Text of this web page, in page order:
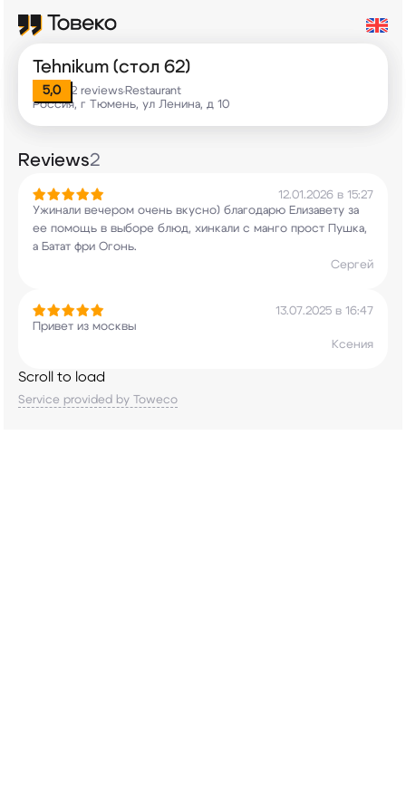
Tehnikum (стол 62)
5,0 2 reviews•Restaurant
Россия, г Тюмень, ул Ленина, д 10
Reviews2
12.01.2026 в 15:27
Ужинали вечером очень вкусно) благодарю Елизавету за
ее помощь в выборе блюд, хинкали с манго прост Пушка,
а Батат фри Огонь.
Сергей
13.07.2025 в 16:47
Привет из москвы
Ксения
Scroll to load
Service provided by Toweco